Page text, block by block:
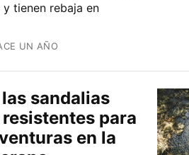
tienen rebaja en
UN AÑO
sandalias
para
en la